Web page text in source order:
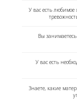
У вас есть любимое
Вы
У вас есть
Знаете, какие